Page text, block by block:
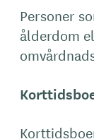
Personer
ålderdom